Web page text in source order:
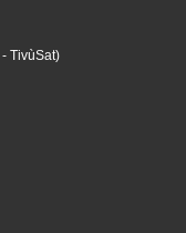
- TivùSat)